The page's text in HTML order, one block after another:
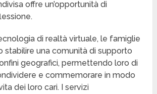
offre un’opportunità di
di realtà virtuale, le famiglie
stabilire una comunità di supporto
geografici, permettendo loro di
e commemorare in modo
dei loro cari. I servizi